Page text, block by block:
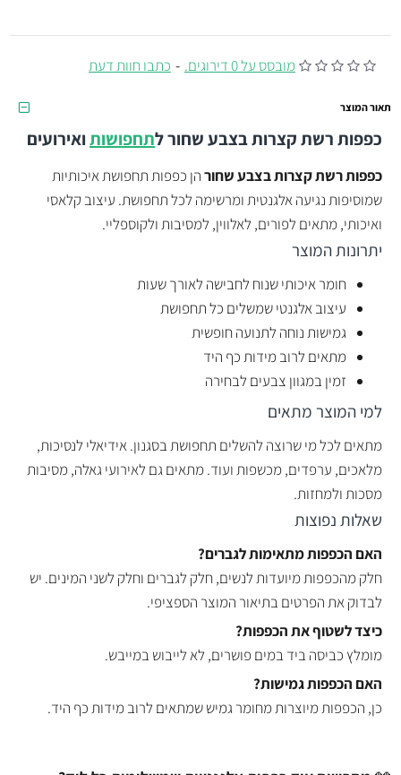
מובסס על 0 דירוגים. - כתבו חוות דעת
תאור המוצר
כפפות רשת קצרות בצבע שחורלתחפושותואירועים
כפפות רשת קצרות בצבע שחורהן כפפות תחפושת איכותיות
שמוסיפות נגיעה אלגנטית ומרשימה לכל תחפושת. עיצוב קלאסי
ואיכותי, מתאים לפורים, לאלווין, למסיבות ולקוספליי.
יתרונות המוצר
חומר איכותי שנוח לחבישה לאורך שעות
עיצוב אלגנטי שמשלים כל תחפושת
גמישות נוחה לתנועה חופשית
מתאים לרוב מידות כף היד
זמין במגוון צבעים לבחירה
למי המוצר מתאים
מתאים לכל מי שרוצה להשלים תחפושת בסגנון. אידיאלי לנסיכות,
מלאכים, ערפדים, מכשפות ועוד. מתאים גם לאירועי גאלה, מסיבות
מסכות ולמחזות.
שאלות נפוצות
האם הכפפות מתאימות לגברים?
חלק מהכפפות מיועדות לנשים, חלק לגברים וחלק לשני המינים. יש
לבדוק את הפרטים בתיאור המוצר הספציפי.
כיצד לשטוף את הכפפות?
מומלץ כביסה ביד במים פושרים, לא לייבוש במייבש.
האם הכפפות גמישות?
כן, הכפפות מיוצרות מחומר גמיש שמתאים לרוב מידות כף היד.